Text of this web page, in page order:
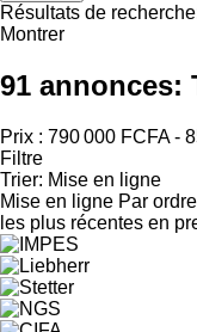
Résultats de
Montrer
91 annonces:
Prix : 790 000 FCFA -
Filtre
Trier: Mise en ligne
Mise en ligne Par
les plus récentes en